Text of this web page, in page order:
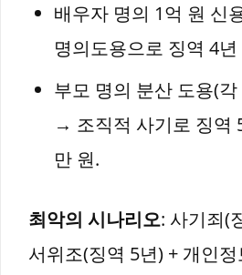
배우자 명의 1억 원 신
명의도용으로 징역 4년
부모 명의 분산 도용(
→ 조직적 사기로 징역
만 원.
최악의 시나리오: 사기죄(
서위조(징역 5년) + 개인